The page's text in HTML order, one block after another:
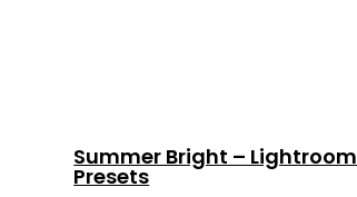
Summer Bright – Lightroom
Presets